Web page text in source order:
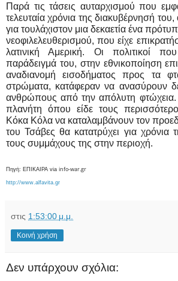
Παρά τις τάσεις αυταρχισμού που
τελευταία χρόνια της διακυβέρνησή
για τουλάχιστον μια δεκαετία ένα
νεοφιλελευθερισμού, που είχε
λατινική Αμερική. Οι πολιτικοί
παράδειγμά του, στην εθνικοποίηση
αναδιανομή εισοδήματος προς τα
στρώματα, κατάφεραν να ανασύρουν
ανθρώπους από την απόλυτη φτώχεια.
πλανήτη όπου είδε τους
Κόκα Κόλα να καταλαμβάνουν τον
του Τσάβες θα κατατρύχει για χρόνια
τους συμμάχους της στην περιοχή.
Πηγή: ΕΠΙΚΑΙΡΑ via info-war.gr
http://www.alfavita.gr
στις 1:53:00 μ.μ.
Κοινή χρήση
Δεν υπάρχουν σχόλια: